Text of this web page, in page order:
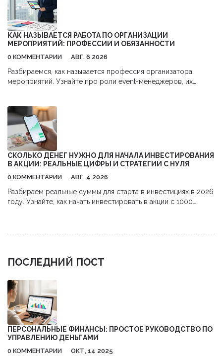
КАК НАЗЫВАЕТСЯ РАБОТА ПО ОРГАНИЗАЦИИ
МЕРОПРИЯТИЙ: ПРОФЕССИИ И ОБЯЗАННОСТИ
0 КОММЕНТАРИИ АВГ, 6 2026
Разбираемся, как называется профессия организатора
мероприятий. Узнайте про роли event-менеджеров, их
СКОЛЬКО ДЕНЕГ НУЖНО ДЛЯ НАЧАЛА ИНВЕСТИРОВАНИЯ
В АКЦИИ: РЕАЛЬНЫЕ ЦИФРЫ И СТРАТЕГИИ С НУЛЯ
0 КОММЕНТАРИИ АВГ, 4 2026
Разбираем реальные суммы для старта в инвестициях в 2026
году. Узнайте, как начать инвестировать в акции с 1000
ПОСЛЕДНИЙ ПОСТ
ПЕРСОНАЛЬНЫЕ ФИНАНСЫ: ПРОСТОЕ РУКОВОДСТВО ПО
УПРАВЛЕНИЮ ДЕНЬГАМИ
0 КОММЕНТАРИИ ОКТ, 14 2025